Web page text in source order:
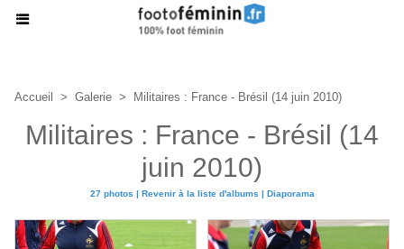
Accueil > Galerie > Militaires : France - Brésil (14 juin 2010)
Militaires : France - Brésil (14
juin 2010)
27 photos | Revenir à la liste d'albums | Diaporama